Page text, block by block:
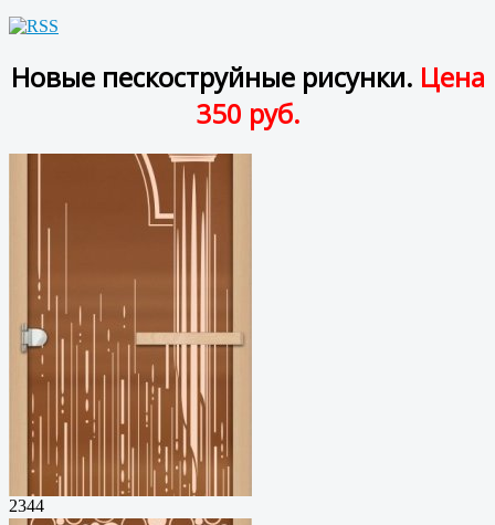
Новые пескоструйные рисунки. Цена
350 руб.
2344